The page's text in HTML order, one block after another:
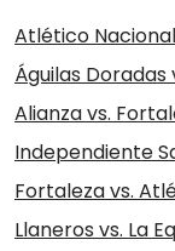
Atlético
Águilas Doradas
Alianza vs.
Independiente
Fortaleza vs.
Llaneros vs. La